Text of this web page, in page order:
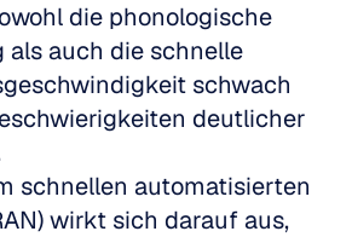
die phonologische
als auch die schnelle
schwach
deutlicher
schnellen automatisierten
wirkt sich darauf aus,